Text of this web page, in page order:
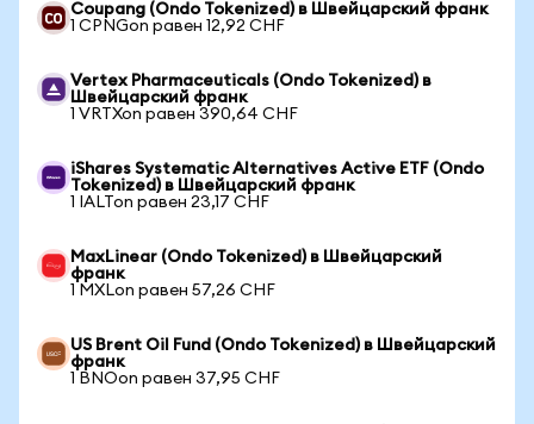
Coupang (Ondo Tokenized) в Швейцарский франк
1 CPNGon равен 12,92 CHF
Vertex Pharmaceuticals (Ondo Tokenized) в
Швейцарский франк
1 VRTXon равен 390,64 CHF
iShares Systematic Alternatives Active ETF (Ondo
Tokenized) в Швейцарский франк
1 IALTon равен 23,17 CHF
MaxLinear (Ondo Tokenized) в Швейцарский
франк
1 MXLon равен 57,26 CHF
US Brent Oil Fund (Ondo Tokenized) в Швейцарский
франк
1 BNOon равен 37,95 CHF